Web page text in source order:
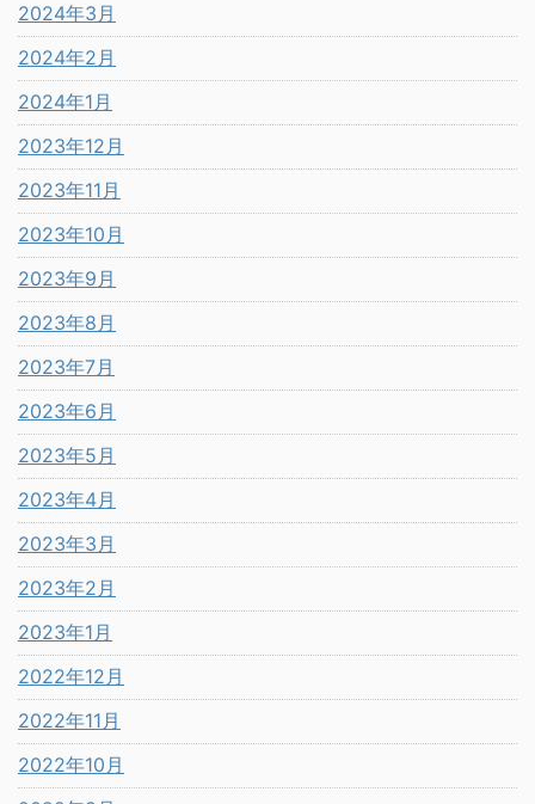
2024年3月
2024年2月
2024年1月
2023年12月
2023年11月
2023年10月
2023年9月
2023年8月
2023年7月
2023年6月
2023年5月
2023年4月
2023年3月
2023年2月
2023年1月
2022年12月
2022年11月
2022年10月